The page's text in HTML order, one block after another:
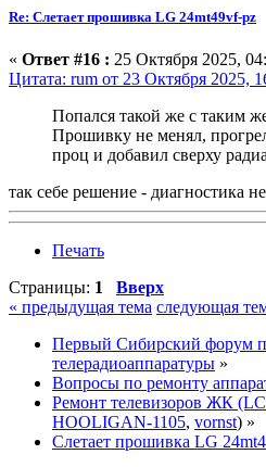
Re: Слетает прошивка LG 24mt49vf-pz
« Ответ #16 : 25 Октября 2025,
Цитата: rum от 23 Октября 2025,
Попался такой же с таким
Прошивку не менял,
проц и добавил сверху
так себе решение - диагностика
Печать
Страницы: 1
Вверх
« предыдущая тема следующая
Первый Сибирский форум
телерадиоаппаратуры »
Вопросы по ремонту
Ремонт телевизоров ЖК
HOOLIGAN-1105, vornst) »
Слетает прошивка LG